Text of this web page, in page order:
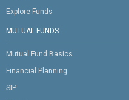
Explore Funds
MUTUAL FUNDS
Mutual Fund Basics
Financial Planning
SIP